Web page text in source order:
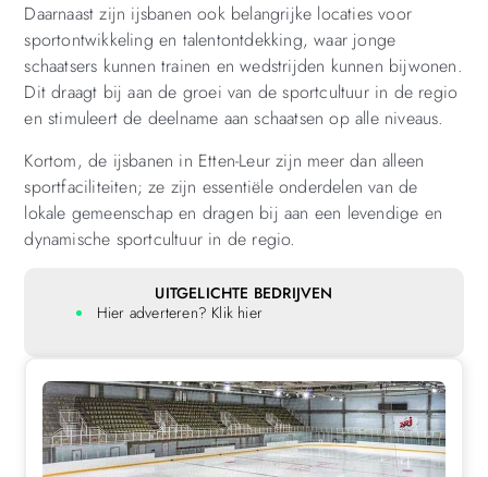
Daarnaast zijn ijsbanen ook belangrijke locaties voor
sportontwikkeling en talentontdekking, waar jonge
schaatsers kunnen trainen en wedstrijden kunnen bijwonen.
Dit draagt ​​bij aan de groei van de sportcultuur in de regio
en stimuleert de deelname aan schaatsen op alle niveaus.
Kortom, de ijsbanen in Etten-Leur zijn meer dan alleen
sportfaciliteiten; ze zijn essentiële onderdelen van de
lokale gemeenschap en dragen bij aan een levendige en
dynamische sportcultuur in de regio.
UITGELICHTE BEDRIJVEN
Hier adverteren? Klik hier